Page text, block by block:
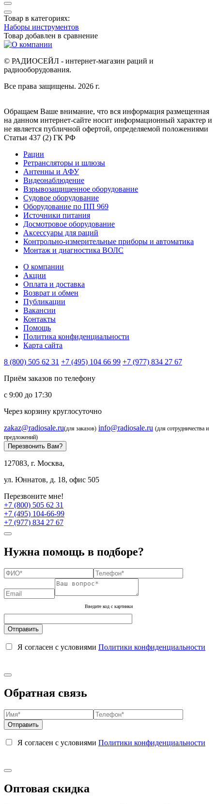
Товар в категориях:
Наборы инструментов
Товар добавлен в сравнение
© РАДИОСЕЙЛ - интернет-магазин раций и
радиооборудования.
Все права защищены. 2026 г.
Обращаем Ваше внимание, что вся информация размещенная
на данном интернет-сайте носит информационный характер и
не является публичной офертой, определяемой положениями
Статьи 437 (2) ГК РФ
Рации
Ретрансляторы и шлюзы
Антенны и АФУ
Видеонаблюдение
Взрывозащищенное оборудование
Судовое оборудование
Оборудование по ПП 969
Источники питания
Досмотровое оборудование
Аксессуары для раций
Контрольно-измерительные приборы и автоматика
Монтаж и диагностика ВОЛС
О компании
Акции
Оплата и доставка
Возврат и обмен
Публикации
Вакансии
Контакты
Помощь
Политика конфиденциальности
Карта сайта
8 (800) 505 62 31 +7 (495) 104 66 99 +7 (977) 834 27 67
Приём заказов по телефону
с 9:00 до 17:30
Через корзину круглосуточно
zakaz@radiosale.ru(для заказов) info@radiosale.ru (для сотрудничества и
предложений)
Перезвонить Вам?
127083, г. Москва,
ул. Юннатов, д. 18, офис 505
Перезвоните мне!
+7 (800) 505 62 31
+7 (495) 104-66-99
+7 (977) 834 27 67
Нужна помощь в подборе?
Введите код с картинки
Я согласен с условиями Политики конфиденциальности
Обратная связь
Я согласен с условиями Политики конфиденциальности
Оптовая скидка